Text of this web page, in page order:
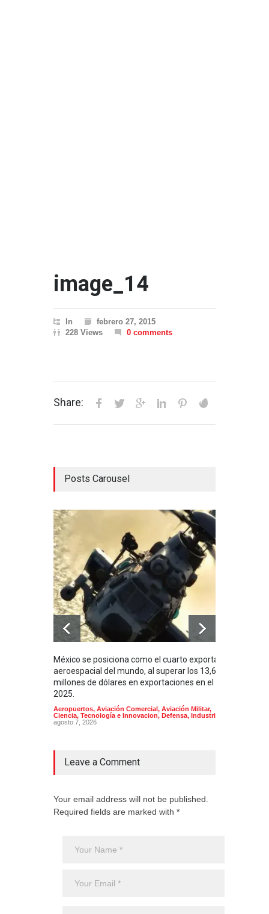
image_14
In
febrero 27, 2015
228 Views
0 comments
Share:
Posts Carousel
México se posiciona como el cuarto exportador
aeroespacial del mundo, al superar los 13,600
millones de dólares en exportaciones en el
2025.
Aeropuertos, Aviación Comercial, Aviación Militar,
Ciencia, Tecnología e Innovacion, Defensa, Industria
agosto 7, 2026
Leave a Comment
Your email address will not be published.
Required fields are marked with *